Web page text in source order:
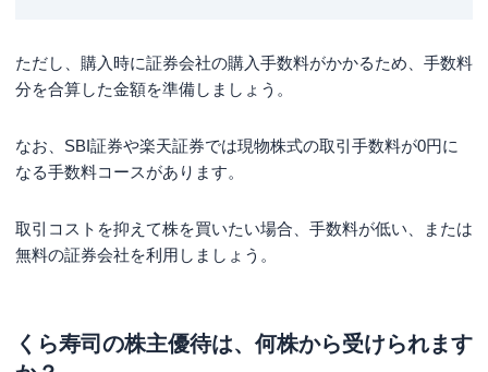
ただし、購入時に証券会社の購入手数料がかかるため、手数料
分を合算した金額を準備しましょう。
なお、SBI証券や楽天証券では現物株式の取引手数料が0円に
なる手数料コースがあります。
取引コストを抑えて株を買いたい場合、手数料が低い、または
無料の証券会社を利用しましょう。
くら寿司の株主優待は、何株から受けられます